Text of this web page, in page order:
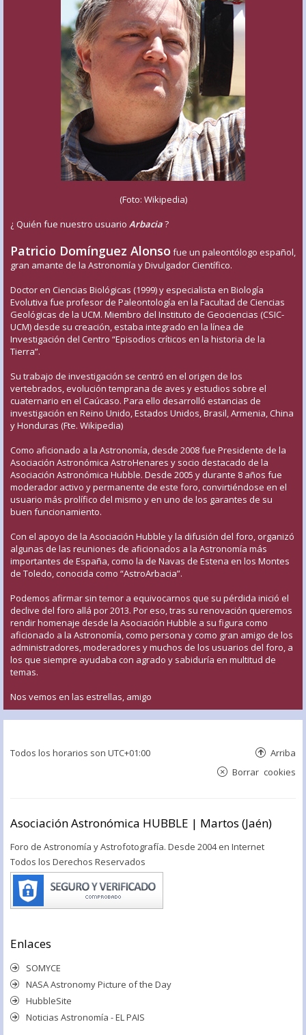
(Foto: Wikipedia)
¿ Quién fue nuestro usuario Arbacia?
Patricio Domínguez Alonso fue un paleontólogo español,
gran amante de la Astronomía y Divulgador Científico.
Doctor en Ciencias Biológicas (1999) y especialista en Biología
Evolutiva fue profesor de Paleontología en la Facultad de Ciencias
Geológicas de la UCM. Miembro del Instituto de Geociencias (CSIC-
UCM) desde su creación, estaba integrado en la línea de
Investigación del Centro “Episodios críticos en la historia de la
Tierra”.
Su trabajo de investigación se centró en el origen de los
vertebrados, evolución temprana de aves y estudios sobre el
cuaternario en el Caúcaso. Para ello desarrolló estancias de
investigación en Reino Unido, Estados Unidos, Brasil, Armenia, China
y Honduras (Fte. Wikipedia)
Como aficionado a la Astronomía, desde 2008 fue Presidente de la
Asociación Astronómica AstroHenares y socio destacado de la
Asociación Astronómica Hubble. Desde 2005 y durante 8 años fue
moderador activo y permanente de este foro, convirtiéndose en el
usuario más prolífico del mismo y en uno de los garantes de su
buen funcionamiento.
Con el apoyo de la Asociación Hubble y la difusión del foro, organizó
algunas de las reuniones de aficionados a la Astronomía más
importantes de España, como la de Navas de Estena en los Montes
de Toledo, conocida como “AstroArbacia”.
Podemos afirmar sin temor a equivocarnos que su pérdida inició el
declive del foro allá por 2013. Por eso, tras su renovación queremos
rendir homenaje desde la Asociación Hubble a su figura como
aficionado a la Astronomía, como persona y como gran amigo de los
administradores, moderadores y muchos de los usuarios del foro, a
los que siempre ayudaba con agrado y sabiduría en multitud de
temas.
Nos vemos en las estrellas, amigo
Todos los horarios son UTC+01:00 Arriba
Borrar cookies
Asociación Astronómica HUBBLE | Martos (Jaén)
Foro de Astronomía y Astrofotografía. Desde 2004 en Internet
Todos los Derechos Reservados
Enlaces
SOMYCE
NASA Astronomy Picture of the Day
HubbleSite
Noticias Astronomía - EL PAIS